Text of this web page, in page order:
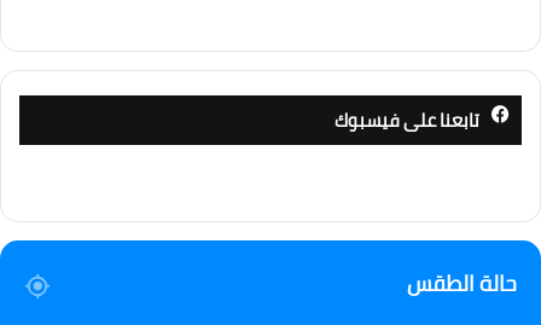
تابعنا على فيسبوك
حالة الطقس